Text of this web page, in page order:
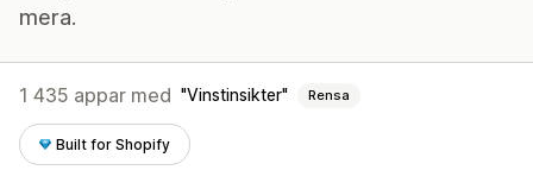
mera.
1 435 appar med Vinstinsikter Rensa
Built for Shopify